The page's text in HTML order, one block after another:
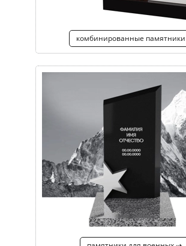
комбинированные